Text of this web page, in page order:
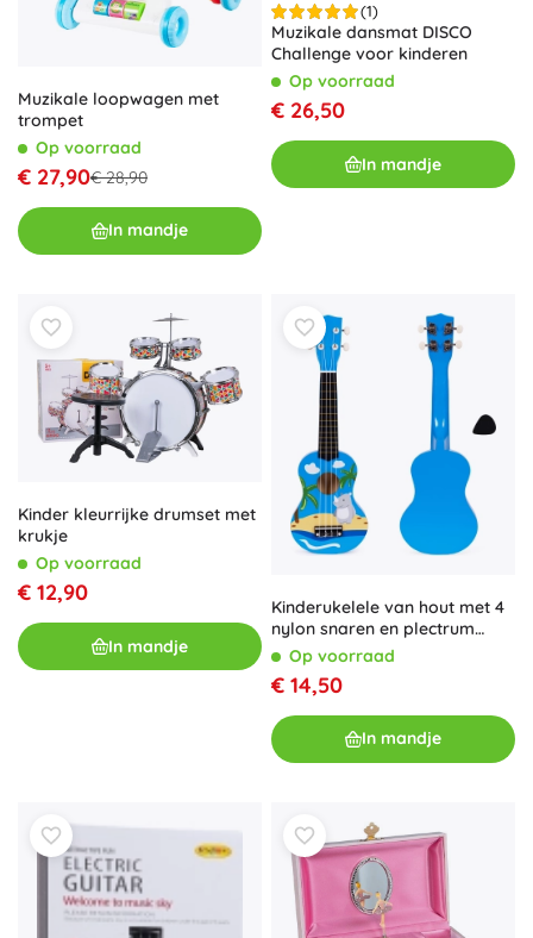
Muzikale loopwagen met
trompet
Op voorraad
€ 27,90€ 28,90
In mandje
(1)
Muzikale dansmat DISCO
Challenge voor kinderen
Op voorraad
€ 26,50
In mandje
Kinder kleurrijke drumset met
krukje
Op voorraad
€ 12,90
In mandje
Kinderukelele van hout met 4
nylon snaren en plectrum
ECOTOYS
Op voorraad
€ 14,50
In mandje